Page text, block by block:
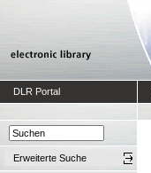
DLR Portal
Erweiterte Suche